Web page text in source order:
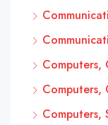
Computers,
Computers,